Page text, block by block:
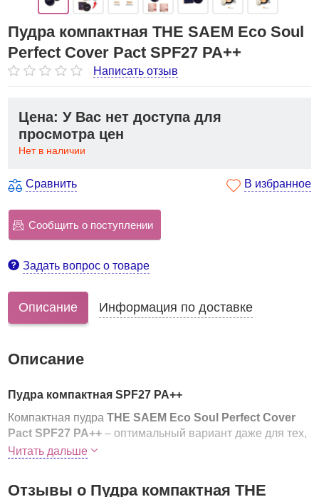
Пудра компактная THE SAEM Eco Soul
Perfect Cover Pact SPF27 PA++
Написать отзыв
Цена: У Вас нет доступа для
просмотра цен
Нет в наличии
Сравнить В избранное
Сообщить о поступлении
Задать вопрос о товаре
Описание Информация по доставке
Описание
Пудра компактная SPF27 PA++
Компактная пудраTHE SAEM Eco Soul Perfect Cover
Pact SPF27 PA++– оптимальный вариант даже для тех,
кто имеет сухую и чувствительную кожу, кто раньше не
Читать дальше
Отзывы о Пудра компактная THE